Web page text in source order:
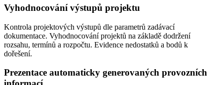
Vyhodnocování výstupů projektu
Kontrola projektových výstupů dle parametrů zadávací
dokumentace. Vyhodnocování projektů na základě dodržení
rozsahu, termínů a rozpočtu. Evidence nedostatků a bodů k
dořešení.
Prezentace automaticky generovaných provozních